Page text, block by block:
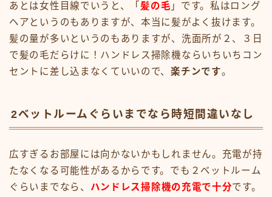
あとは女性目線でいうと、「髪の毛 」です。私はロング
ヘアというのもありますが、本当に髪がよく抜けます。
髪の量が多いというのもありますが、洗面所が２、３日
で髪の毛だらけに！ハンドレス掃除機ならいちいちコン
セントに差し込まなくていいので、楽チンです。
2ベットルームぐらいまでなら時短間違いなし
広すぎるお部屋には向かないかもしれません。充電が持
たなくなる可能性があるからです。でも２ベットルーム
ぐらいまでなら、 ハンドレス掃除機の充電で十分です。